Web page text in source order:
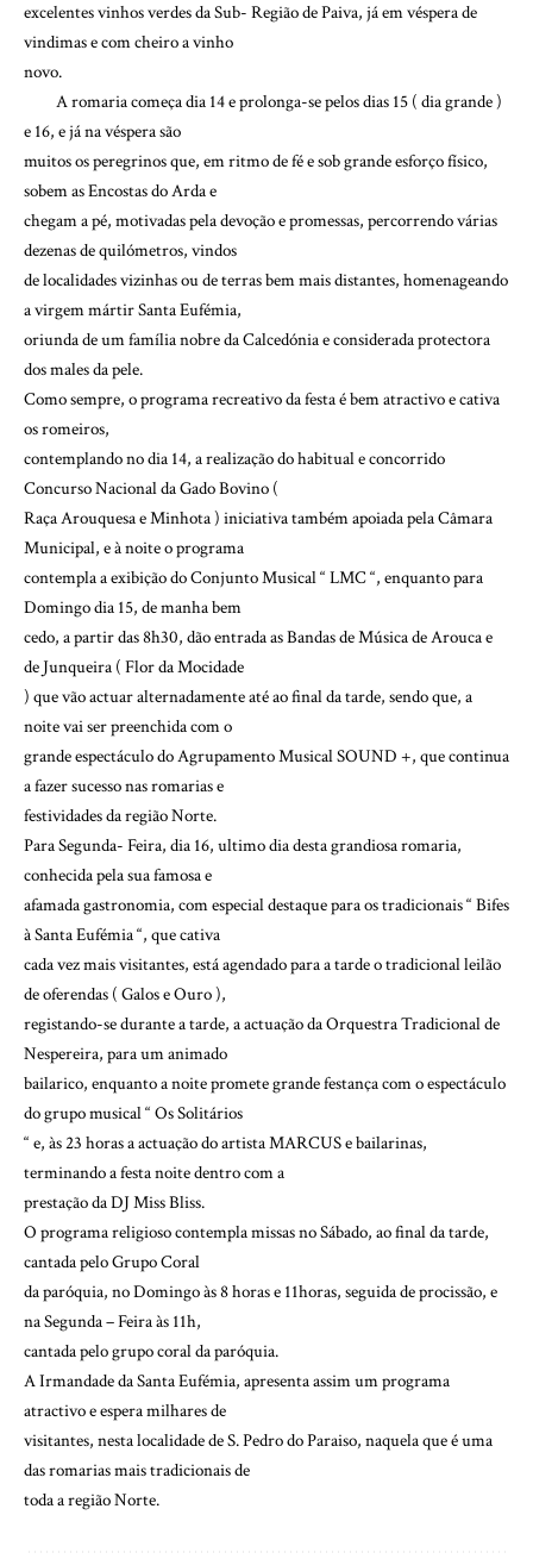
excelentes vinhos verdes da Sub- Região de Paiva, já em véspera de
vindimas e com cheiro a vinho
novo.
A romaria começa dia 14 e prolonga-se pelos dias 15 ( dia grande )
e 16, e já na véspera são
muitos os peregrinos que, em ritmo de fé e sob grande esforço físico,
sobem as Encostas do Arda e
chegam a pé, motivadas pela devoção e promessas, percorrendo várias
dezenas de quilómetros, vindos
de localidades vizinhas ou de terras bem mais distantes, homenageando
a virgem mártir Santa Eufémia,
oriunda de um família nobre da Calcedónia e considerada protectora
dos males da pele.
Como sempre, o programa recreativo da festa é bem atractivo e cativa
os romeiros,
contemplando no dia 14, a realização do habitual e concorrido
Concurso Nacional da Gado Bovino (
Raça Arouquesa e Minhota ) iniciativa também apoiada pela Câmara
Municipal, e à noite o programa
contempla a exibição do Conjunto Musical “ LMC “, enquanto para
Domingo dia 15, de manha bem
cedo, a partir das 8h30, dão entrada as Bandas de Música de Arouca e
de Junqueira ( Flor da Mocidade
) que vão actuar alternadamente até ao final da tarde, sendo que, a
noite vai ser preenchida com o
grande espectáculo do Agrupamento Musical SOUND +, que continua
a fazer sucesso nas romarias e
festividades da região Norte.
Para Segunda- Feira, dia 16, ultimo dia desta grandiosa romaria,
conhecida pela sua famosa e
afamada gastronomia, com especial destaque para os tradicionais “ Bifes
à Santa Eufémia “, que cativa
cada vez mais visitantes, está agendado para a tarde o tradicional leilão
de oferendas ( Galos e Ouro ),
registando-se durante a tarde, a actuação da Orquestra Tradicional de
Nespereira, para um animado
bailarico, enquanto a noite promete grande festança com o espectáculo
do grupo musical “ Os Solitários
“ e, às 23 horas a actuação do artista MARCUS e bailarinas,
terminando a festa noite dentro com a
prestação da DJ Miss Bliss.
O programa religioso contempla missas no Sábado, ao final da tarde,
cantada pelo Grupo Coral
da paróquia, no Domingo às 8 horas e 11horas, seguida de procissão, e
na Segunda – Feira às 11h,
cantada pelo grupo coral da paróquia.
A Irmandade da Santa Eufémia, apresenta assim um programa
atractivo e espera milhares de
visitantes, nesta localidade de S. Pedro do Paraiso, naquela que é uma
das romarias mais tradicionais de
toda a região Norte.